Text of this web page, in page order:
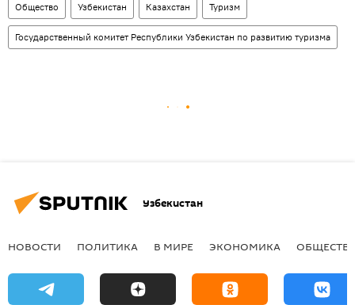
Общество Узбекистан Казахстан Туризм
Государственный комитет Республики Узбекистан по развитию туризма
Узбекистан
НОВОСТИ ПОЛИТИКА В МИРЕ ЭКОНОМИКА